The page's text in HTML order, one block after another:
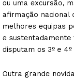
ou uma excursão,
afirmação nacional
melhores equipas
e sustentadamente
disputam os 3º e
Outra grande